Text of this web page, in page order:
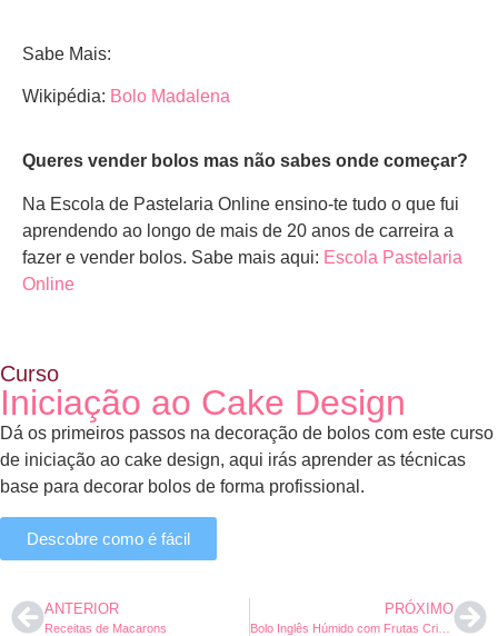
Sabe Mais:
Wikipédia: Bolo Madalena
Queres vender bolos mas não sabes onde começar?
Na Escola de Pastelaria Online ensino-te tudo o que fui
aprendendo ao longo de mais de 20 anos de carreira a
fazer e vender bolos. Sabe mais aqui: Escola Pastelaria
Online
Curso
Iniciação ao Cake Design
Dá os primeiros passos na decoração de bolos com este curso
de iniciação ao cake design, aqui irás aprender as técnicas
base para decorar bolos de forma profissional.
Descobre como é fácil
ANTERIOR
Receitas de Macarons
PRÓXIMO
Bolo Inglês Húmido com Frutas Cristalizadas